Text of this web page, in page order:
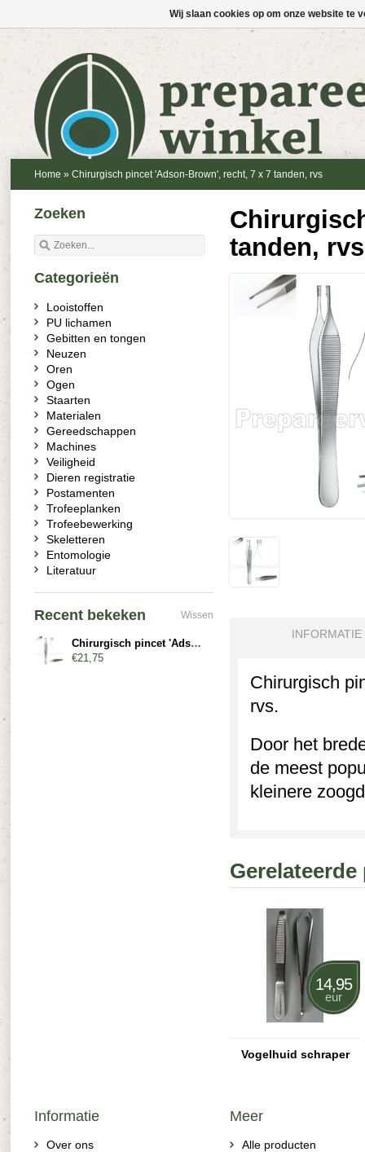
Home » Chirurgisch pincet 'Adson-Brown', recht, 7 x 7 tanden, rvs
tanden, rvs
INFORMATIE
Chirurgisch
rvs.
Door het
de meest
kleinere
14,95
eur
Vogelhuid schraper
Zoeken
Categorieën
Looistoffen
PU lichamen
Gebitten en tongen
Neuzen
Oren
Ogen
Staarten
Materialen
Gereedschappen
Machines
Veiligheid
Dieren registratie
Postamenten
Trofeeplanken
Trofeebewerking
Skeletteren
Entomologie
Literatuur
Recent bekeken Wissen
Chirurgisch pincet 'Adson-Brown', recht
€21,75
Informatie
Over ons
Meer
Alle producten
Wij slaan cookies op om onze website te